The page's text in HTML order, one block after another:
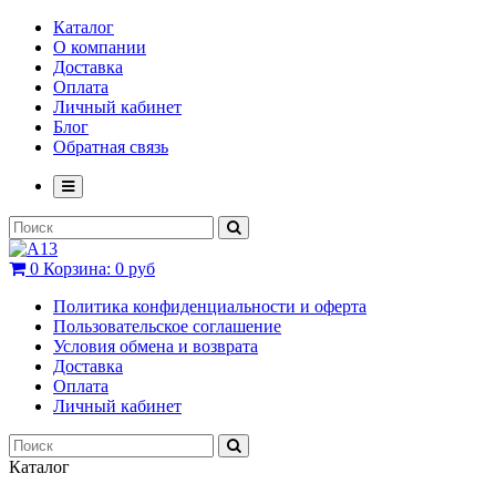
Каталог
О компании
Доставка
Оплата
Личный кабинет
Блог
Обратная связь
0 Корзина: 0 руб
Политика конфиденциальности и оферта
Пользовательское соглашение
Условия обмена и возврата
Доставка
Оплата
Личный кабинет
Каталог